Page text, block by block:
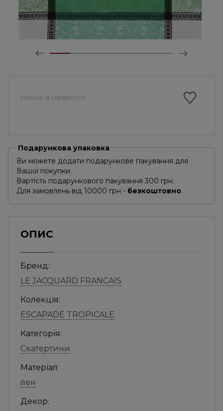
Немає в наявності
Подарункова упаковка
Ви можете додати подарункове пакування для
Вашої покупки.
Вартість подарункового пакування 300 грн.
Для замовлень від 10000 грн - безкоштовно.
ОПИС
Бренд:
LE JACQUARD FRANCAIS
Колекція:
ESCAPADE TROPICALE
Категорія:
Скатертини
Матеріал:
лен
Декор: